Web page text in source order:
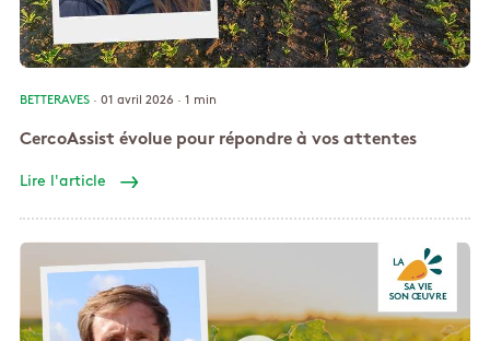
BETTERAVES· 01 avril 2026 · 1 min
CercoAssist évolue pour répondre à vos attentes
Lire l'article